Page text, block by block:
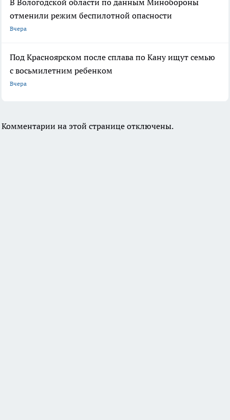
отменили режим беспилотной опасности
Вчера
Под Красноярском после сплава по Кану ищут семью
с восьмилетним ребенком
Вчера
Комментарии на этой странице отключены.